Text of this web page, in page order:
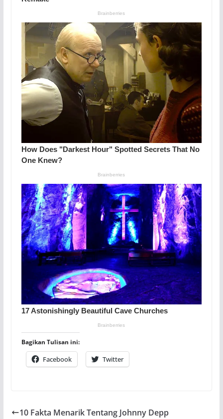
Bagikan Tulisan ini:
Facebook Twitter
10 Fakta Menarik Tentang Johnny Depp